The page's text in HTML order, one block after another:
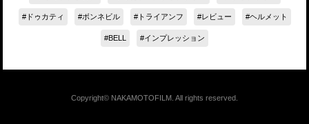
ドゥカティ ボンネビル トライアンフ レビュー ヘルメット
BELL インプレッション
Copyright© NAKAMOTOFILM. All rights reserved.